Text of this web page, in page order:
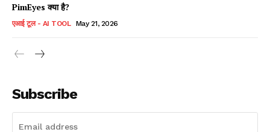
PimEyes क्या है?
एआई टूल - AI TOOL May 21, 2026
Subscribe